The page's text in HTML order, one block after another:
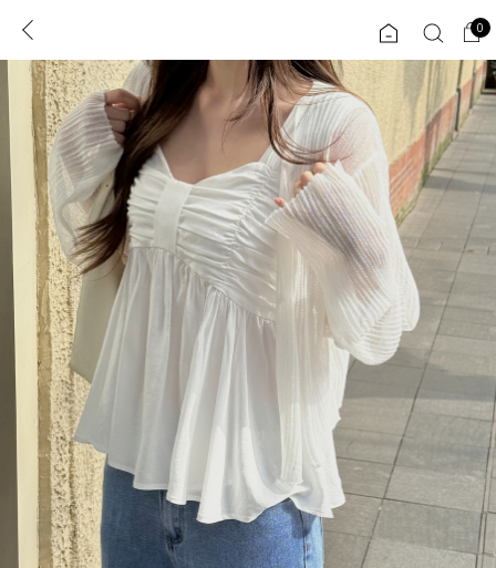
로그인 0
ENG
TW
JP
콘텐츠 리뷰 & 혜택 플러스핏 회원혜택 입
CATEGORY COMMUNITY
도착보장⚡
인플루언서 pick!
신상 5%
베스트
MADE
세트할인 ~30%
ALL
익스클루시브
니트
블라우스
0